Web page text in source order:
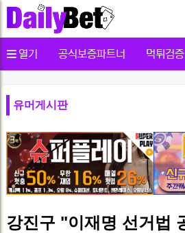
열기 공식보증파트너 먹튀검증
유머게시판
강진구 "이재명 선거법